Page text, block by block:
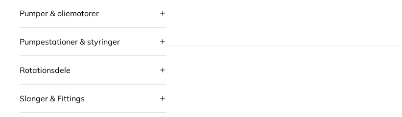
Pumper & oliemotorer
Pumpestationer & styringer
Rotationsdele
Slanger & Fittings